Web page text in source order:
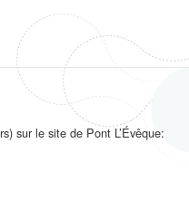
sur le site de Pont L’Évêque: